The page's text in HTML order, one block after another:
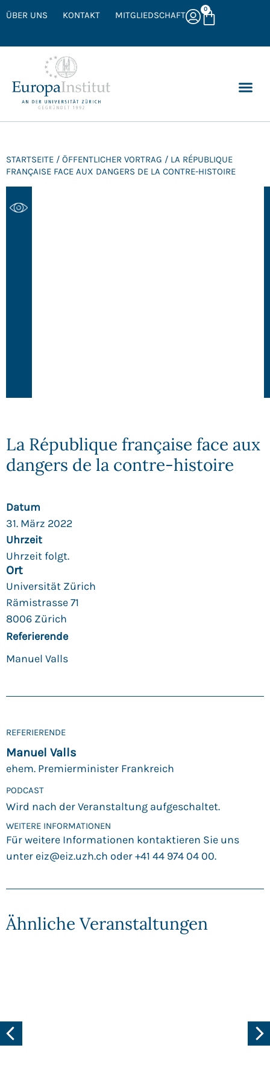
ÜBER UNS KONTAKT MITGLIEDSCHAFT
0
STARTSEITE / ÖFFENTLICHER VORTRAG / LA RÉPUBLIQUE
FRANÇAISE FACE AUX DANGERS DE LA CONTRE-HISTOIRE
Datum
31. März 2022
Uhrzeit
Uhrzeit folgt.
Ort
Universität Zürich
Rämistrasse 71
8006 Zürich
Referierende
Manuel Valls
La République française face aux
dangers de la contre-histoire
REFERIERENDE
Manuel Valls
ehem. Premierminister Frankreich
PODCAST
Wird nach der Veranstaltung aufgeschaltet.
WEITERE INFORMATIONEN
Für weitere Informationen kontaktieren Sie uns
unter eiz@eiz.uzh.ch oder +41 44 974 04 00.
Ähnliche Veranstaltungen